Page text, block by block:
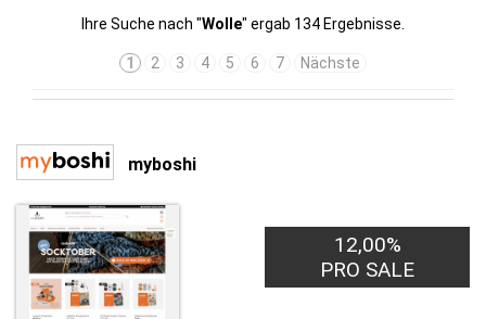
Ihre Suche nach "Wolle" ergab 134 Ergebnisse.
1 2 3 4 5 6 7 Nächste
myboshi
12,00%
PRO SALE